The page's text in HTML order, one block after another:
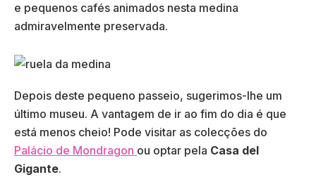
e pequenos cafés animados nesta medina
admiravelmente preservada.
Depois deste pequeno passeio, sugerimos-lhe um
último museu. A vantagem de ir ao fim do dia é que
está menos cheio! Pode visitar as colecções do
Palácio de Mondragon ou optar pela Casa del
Gigante.